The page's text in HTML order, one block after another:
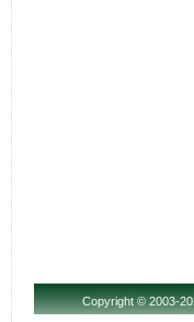
Copyright© 2003-